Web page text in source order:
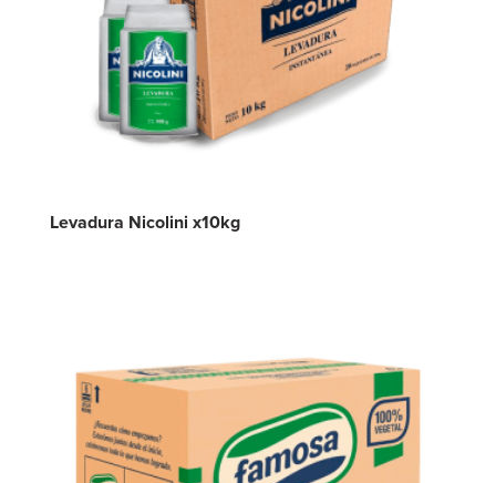
Levadura Nicolini x10kg